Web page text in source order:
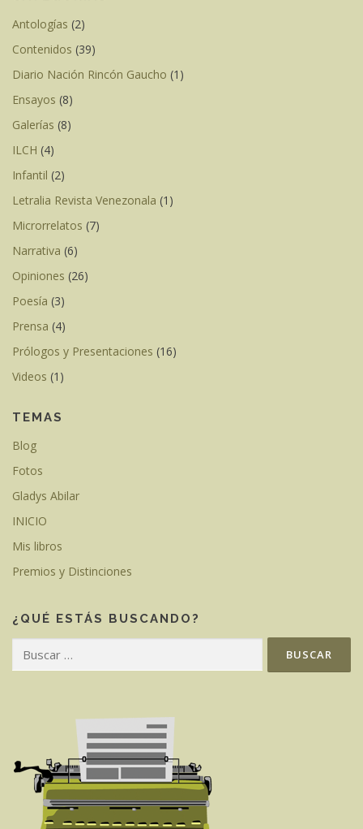
Antologías (2)
Contenidos (39)
Diario Nación Rincón Gaucho (1)
Ensayos (8)
Galerías (8)
ILCH (4)
Infantil (2)
Letralia Revista Venezonala (1)
Microrrelatos (7)
Narrativa (6)
Opiniones (26)
Poesía (3)
Prensa (4)
Prólogos y Presentaciones (16)
Videos (1)
TEMAS
Blog
Fotos
Gladys Abilar
INICIO
Mis libros
Premios y Distinciones
¿QUÉ ESTÁS BUSCANDO?